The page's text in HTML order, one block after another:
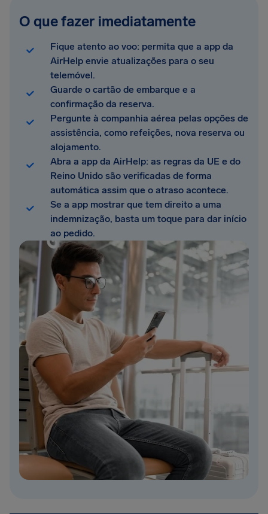
O que fazer imediatamente
Fique atento ao voo: permita que a app da
AirHelp envie atualizações para o seu
telemóvel.
Guarde o cartão de embarque e a
confirmação da reserva.
Pergunte à companhia aérea pelas opções de
assistência, como refeições, nova reserva ou
alojamento.
Abra a app da AirHelp: as regras da UE e do
Reino Unido são verificadas de forma
automática assim que o atraso acontece.
Se a app mostrar que tem direito a uma
indemnização, basta um toque para dar início
ao pedido.